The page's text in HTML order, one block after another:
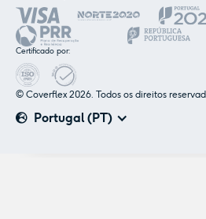
Certificado por:
Portugal (PT)
© Coverflex 2026. Todos os direitos
Nós e os nossos parceiros
tecnologias semelhantes,
mencionado na
Aceitar